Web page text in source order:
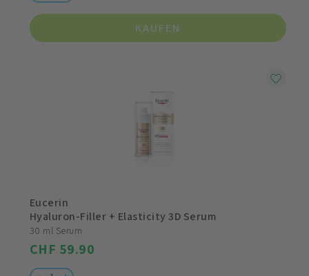
KAUFEN
Eucerin
Hyaluron-Filler + Elasticity 3D Serum
30 ml Serum
CHF 59.90